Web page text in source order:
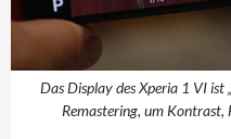
Das Display des Xperia 1 VI
Remastering, um Kontrast,